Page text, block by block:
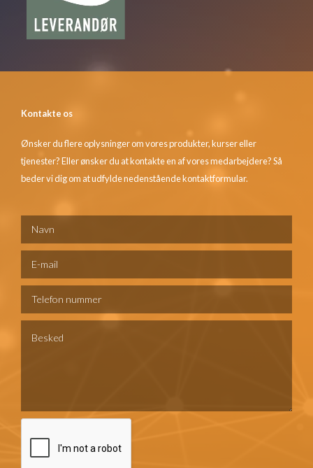
Kontakte os
Ønsker du flere oplysninger om vores produkter, kurser eller
tjenester? Eller ønsker du at kontakte en af vores medarbejdere? Så
beder vi dig om at udfylde nedenstående kontaktformular.